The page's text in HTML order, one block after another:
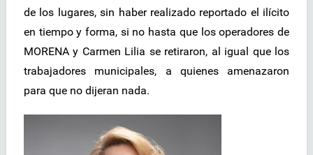
de los lugares, sin haber realizado reportado el ilícito
en tiempo y forma, si no hasta que los operadores de
MORENA y Carmen Lilia se retiraron, al igual que los
trabajadores municipales, a quienes amenazaron
para que no dijeran nada.